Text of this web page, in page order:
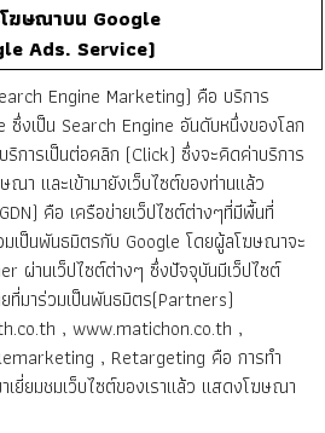
ฆษณาบน Google
Ads. Service)
Engine Marketing) คือ บริการ
งเป็น Search Engine อันดับหนึ่งของโลก
การเป็นต่อคลิก (Click) ซึ่งจะคิดค่าบริการ
า และเข้ามายังเว็บไซต์ของท่านแล้ว
คือ เครือข่ายเว็ปไซต์ต่างๆที่มีพื้นที่
เป็นพันธมิตรกับ Google โดยผู้ลโฆษณาจะ
ผ่านเว็ปไซต์ต่างๆ ซึ่งปัจจุบันมีเว็ปไซต์
ที่มาร่วมเป็นพันธมิตร(Partners)
, www.matichon.co.th ,
, Retargeting คือ การทำ
เยี่ยมชมเว็บไซต์ของเราแล้ว แสดงโฆษณา